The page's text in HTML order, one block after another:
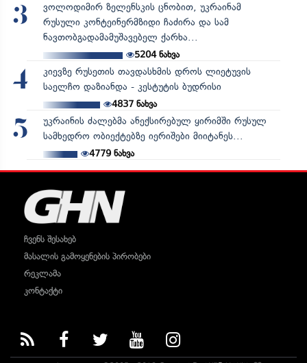
3
ვოლოდიმირ ზელენსკის ცნობით, უკრაინამ
რუსული კონტეინერმზიდი ჩაძირა და სამ
ნავთობგადამამუშავებელ ქარხა...
5204ნახვა
4
კიევზე რუსეთის თავდასხმის დროს ლიეტუვის
საელჩო დაზიანდა - კესტუტის ბუდრისი
4837ნახვა
5
უკრაინის ძალებმა ანექსირებულ ყირიმში რუსულ
სამხედრო ობიექტებზე იერიშები მიიტანეს...
4779ნახვა
ჩვენს შესახებ
მასალის გამოყენების პირობები
რეკლამა
კონტაქტი